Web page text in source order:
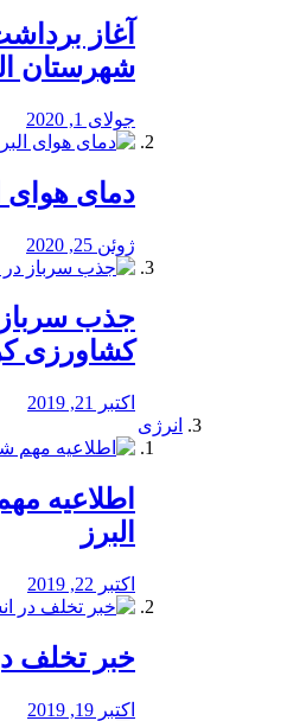
آغاز
شهرستان
جولای 1, 2020
دمای هوای
ژوئن 25, 2020
جذب
کشاورزی
اکتبر 21, 2019
انرژی
️اطلاعیه
البرز
اکتبر 22, 2019
خبر تخلف
اکتبر 19, 2019